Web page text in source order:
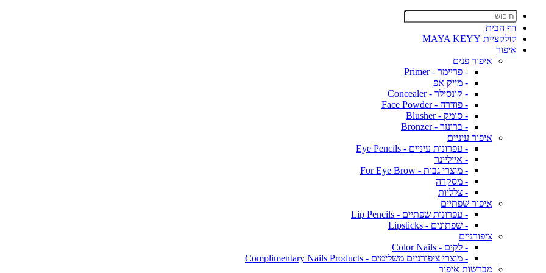
דף הבית
קולקציית MAYA KEYY
איפור
איפור פנים
- פריימר - Primer
- מייק אפ
- קונסילר - Concealer
- פודרה - Face Powder
- סומק - Blusher
- ברונזר - Bronzer
איפור עיניים
- עפרונות עיניים - Eye Pencils
- אייליינר
- מוצרי גבות - For Eye Brow
- מסקרה
- צלליות
איפור שפתיים
- עפרונות שפתיים - Lip Pencils
- שפתונים - Lipsticks
ציפורניים
- לקים - Color Nails
- מוצרי ציפורניים משלימים - Complimentary Nails Products
מברשות איפור